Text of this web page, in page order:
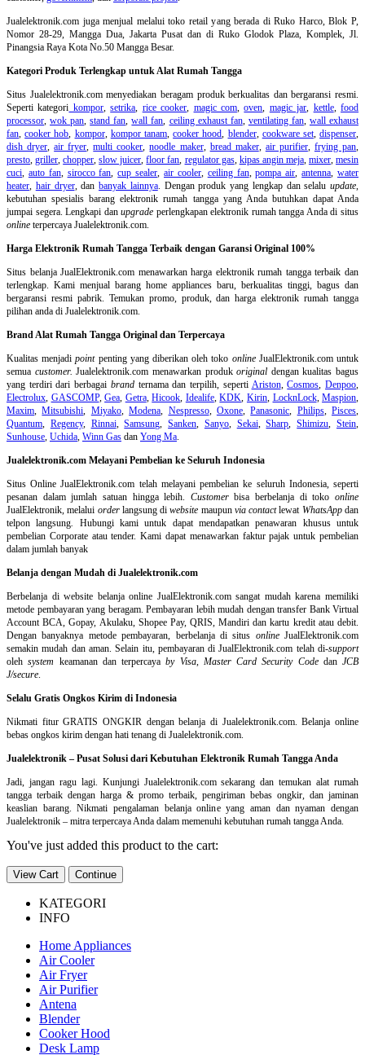
Jualelektronik.com juga menjual melalui toko retail yang berada di Ruko Harco, Blok P,
Nomor 28-29, Mangga Dua, Jakarta Pusat dan di Ruko Glodok Plaza, Komplek, Jl.
Pinangsia Raya Kota No.50 Mangga Besar.
Kategori Produk Terlengkap untuk Alat Rumah Tangga
Situs Jualelektronik.com menyediakan beragam produk berkualitas dan bergaransi resmi.
Seperti kategori kompor,setrika, rice cooker, magic com,oven, magic jar, kettle,food
processor,wok pan,stand fan,wall fan, ceiling exhaust fan, ventilating fan, wall exhaust
fan,cooker hob, kompor, kompor tanam,cooker hood, blender, cookware set,dispenser,
dish dryer,air fryer,multi cooker,noodle maker, bread maker, air purifier, frying pan,
presto,griller,chopper,slow juicer,floor fan, regulator gas, kipas angin meja, mixer,mesin
cuci, auto fan, sirocco fan,cup sealer,air cooler, ceiling fan,pompa air,antenna,water
heater, hair dryer, dan banyak lainnya. Dengan produk yang lengkap dan selalu update,
kebutuhan spesialis barang elektronik rumah tangga yang Anda butuhkan dapat Anda
jumpai segera. Lengkapi danupgrade perlengkapan elektronik rumah tangga Anda di situs
online terpercaya Jualelektronik.com.
Harga Elektronik Rumah Tangga Terbaik dengan Garansi Original 100%
Situs belanjaJualElektronik.com menawarkan harga elektronik rumah tangga terbaik dan
terlengkap. Kami menjual barang home appliances baru, berkualitas tinggi, bagus dan
bergaransi resmi pabrik. Temukan promo, produk, dan harga elektronik rumah tangga
pilihan anda di Jualelektronik.com.
Brand Alat Rumah Tangga Original dan Terpercaya
Kualitas menjadipointpenting yang diberikan oleh toko onlineJualElektronik.com untuk
semua customer. Jualelektronik.com menawarkan produkoriginal dengan kualitas bagus
yang terdiri dari berbagai brandternama dan terpilih, seperti Ariston,Cosmos,Denpoo,
Electrolux, GASCOMP,Gea, Getra,Hicook, Idealife,KDK, Kirin, LocknLock,Maspion,
Maxim,Mitsubishi, Miyako,Modena, Nespresso, Oxone,Panasonic, Philips, Pisces,
Quantum, Regency, Rinnai,Samsung,Sanken, Sanyo, Sekai,Sharp,Shimizu,Stein,
Sunhouse, Uchida, Winn Gas dan Yong Ma.
Jualelektronik.com Melayani Pembelian ke Seluruh Indonesia
Situs Online JualElektronik.com telah melayani pembelian ke seluruh Indonesia, seperti
pesanan dalam jumlah satuan hingga lebih. Customerbisa berbelanja di tokoonline
JualElektronik, melalui orderlangsung diwebsite maupun via contactlewat WhatsAppdan
telpon langsung. Hubungi kami untuk dapat mendapatkan penawaran khusus untuk
pembelian Corporate atau tender. Kami dapat menawarkan faktur pajak untuk pembelian
dalam jumlah banyak
Belanja dengan Mudah di Jualelektronik.com
Berbelanja diwebsite belanja online JualElektronik.com sangat mudah karena memiliki
metode pembayaran yang beragam. Pembayaran lebih mudah dengan transfer Bank Virtual
Account BCA, Gopay, Akulaku, Shopee Pay, QRIS, Mandiri dan kartu kredit atau debit.
Dengan banyaknya metode pembayaran, berbelanja di situs onlineJualElektronik.com
semakin mudah dan aman. Selain itu, pembayaran di JualElektronik.com telah di-support
olehsystem keamanan dan terpercayaby Visa, Master Card Security Codedan JCB
J/secure.
Selalu Gratis Ongkos Kirim di Indonesia
Nikmati fitur GRATIS ONGKIR dengan belanja di Jualelektronik.com. Belanja online
bebas ongkos kirim dengan hati tenang di Jualelektronik.com.
Jualelektronik – Pusat Solusi dari Kebutuhan Elektronik Rumah Tangga Anda
Jadi, jangan ragu lagi. Kunjungi Jualelektronik.com sekarang dan temukan alat rumah
tangga terbaik dengan harga & promo terbaik, pengiriman bebas ongkir, dan jaminan
keaslian barang. Nikmati pengalaman belanja online yang aman dan nyaman dengan
Jualelektronik – mitra terpercaya Anda dalam memenuhi kebutuhan rumah tangga Anda.
You've just added this product to the cart:
View Cart Continue
KATEGORI
INFO
Home Appliances
Air Cooler
Air Fryer
Air Purifier
Antena
Blender
Cooker Hood
Desk Lamp